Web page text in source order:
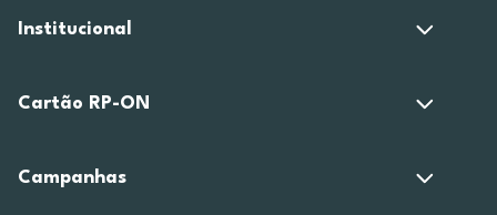
Institucional
Cartão RP-ON
Campanhas